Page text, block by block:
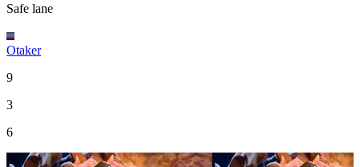
Safe lane
Otaker
9
3
6
26